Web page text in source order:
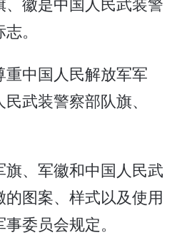
。
中国人民解放军军
武装警察部队旗、
、军徽和中国人民武
图案、样式以及使用
委员会规定。